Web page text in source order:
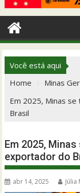
Você está aqui
Home
Minas
Em 2025, Minas
Brasil
Em 2025,
exportador do
abr 14, 2025 Júlia